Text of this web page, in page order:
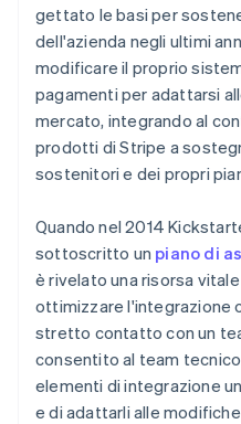
gettato le basi per
dell'azienda negli ultimi
modificare il proprio
pagamenti per adattarsi
mercato, integrando al
prodotti di Stripe a
sostenitori e dei propri
Quando nel 2014
sottoscritto un piano di
è rivelato una risorsa
ottimizzare l'integrazione
stretto contatto con un
consentito al team
elementi di integrazione
e di adattarli alle